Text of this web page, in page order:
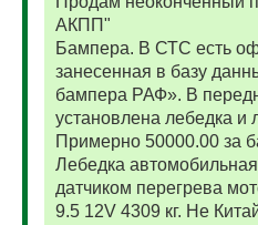
АКПП"
Бампера. В СТС есть
занесенная в базу
бампера РАФ». В
установлена лебедка
Примерно 50000.00 за
Лебедка автомобильная
датчиком перегрева
9.5 12V 4309 кг. Не